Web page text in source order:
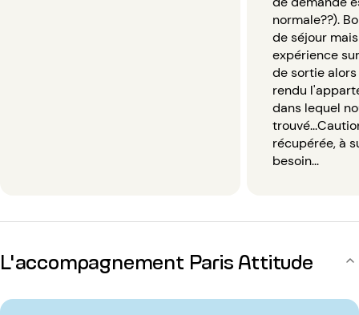
normale??).
de séjour
expérience
de sortie
rendu
dans lequel
récupérée, à
besoin...
L'accompagnement Paris Attitude